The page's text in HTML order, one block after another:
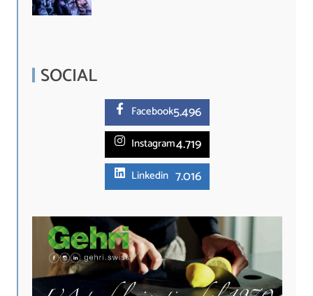
SOCIAL
Facebook5.496
Instagram4.719
Linkedin 7.016